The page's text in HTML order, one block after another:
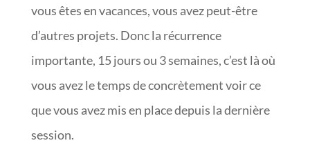
vous êtes en vacances, vous avez peut-être
d’autres projets. Donc la récurrence
importante, 15 jours ou 3 semaines, c’est là où
vous avez le temps de concrètement voir ce
que vous avez mis en place depuis la dernière
session.